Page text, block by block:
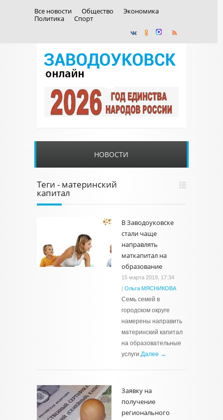
Все новости Общество
Экономика
Политика
Спорт
НОВОСТИ
Теги - материнский
капитал
В Заводоуковске
стали чаще
направлять
маткапитал на
образование
15 марта 2019, 17:34
| Ольга МЯСНИКОВА
Семь семей в
городском округе
намерены направить
материнский капитал
на образовательные
услуги.Далее →
Заявку на
получение
регионального